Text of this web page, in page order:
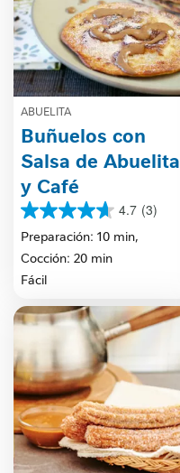
ABUELITA
Buñuelos con
Salsa de Abuelita
y Café
4.7 (3)
4.7
de
estrellas.
3
Preparación: 10 min,
Cocción: 20 min
Fácil